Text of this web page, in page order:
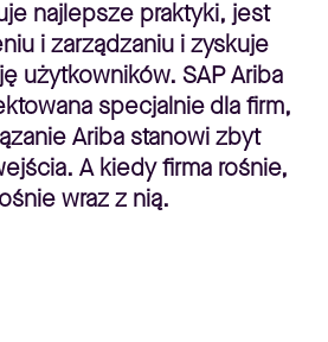
najlepsze praktyki, jest
i zarządzaniu i zyskuje
użytkowników. SAP Ariba
specjalnie dla firm,
Ariba stanowi zbyt
A kiedy firma rośnie,
wraz z nią.